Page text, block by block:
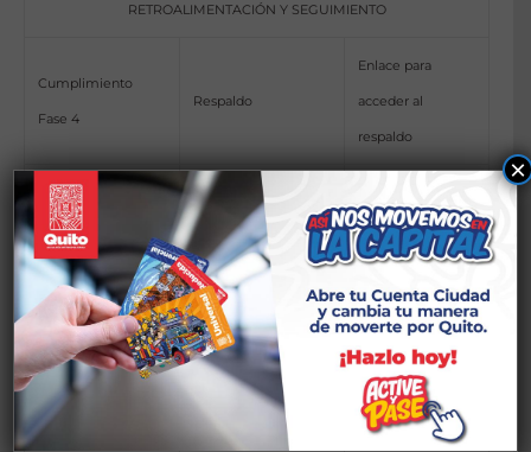
RETROALIMENTACIÓN Y SEGUIMIENTO
Cumplimiento
Fase 4
Respaldo
Enlace para
acceder al
respaldo
Sustento de la
elaboración del
Plan de trabajo
incorporando las
recomendaciones
ciudadanas a su
gestión
Plan de Trabajo que
recoja las
sugerencias y
recomendaciones de
la ciudadanía para
implementarlas en la
gestión de la
institución
Plan de trabajo
×